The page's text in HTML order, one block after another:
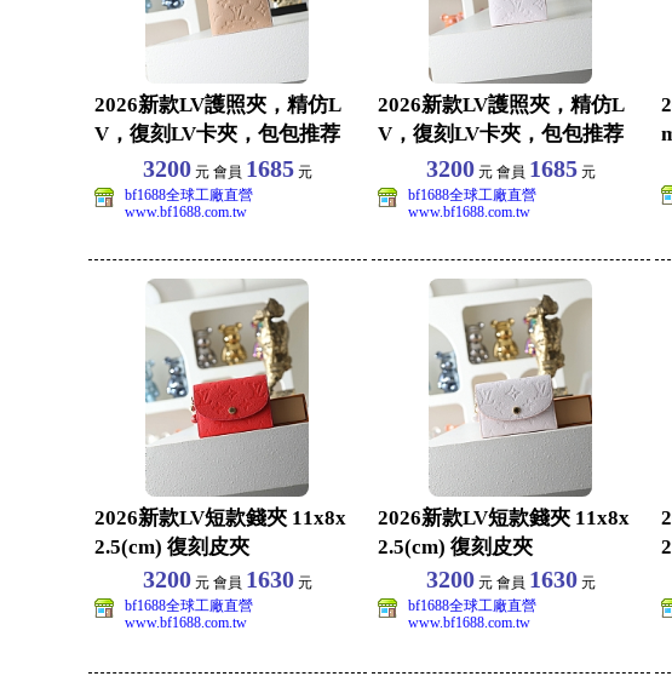
2026新款LV護照夾，精仿L
V，復刻LV卡夾，包包推荐
品，size：
3200元 會員 1685元
bf1688全球工廠直營
www.bf1688.com.tw
2026新款LV護照夾，精仿L
V，復刻LV卡夾，包包推荐
品，size：
3200元 會員 1685元
bf1688全球工廠直營
www.bf1688.com.tw
2026新款LV短款錢夾 11x8x
2.5(cm) 復刻皮夾
3200元 會員 1630元
bf1688全球工廠直營
www.bf1688.com.tw
2026新款LV短款錢夾 11x8x
2.5(cm) 復刻皮夾
3200元 會員 1630元
bf1688全球工廠直營
www.bf1688.com.tw